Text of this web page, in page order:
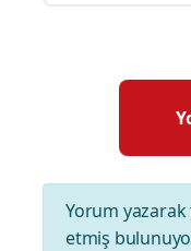
Yorum yazarak
etmiş